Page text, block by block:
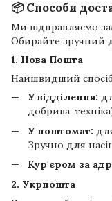
📦 Способи
Ми відправляємо
Обирайте зручний
1. Нова Пошта
Найшвидший
У відділення:
добрива,
У поштомат:
Зручно для
Кур'єром за
2. Укрпошта